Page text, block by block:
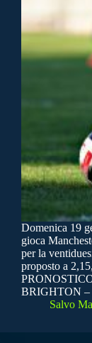
Domenica 19
gioca
per la
proposto a
BRIGHTON
Salvo